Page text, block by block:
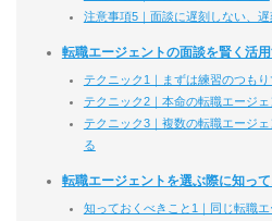
注意事項5｜面談に遅刻しない、
転職エージェントの面談を賢く活
テクニック1｜まずは練習のつも
テクニック2｜本命の転職エージ
テクニック3｜複数の転職エージ
る
転職エージェントを選ぶ際に知っ
知っておくべきこと1｜同じ転職